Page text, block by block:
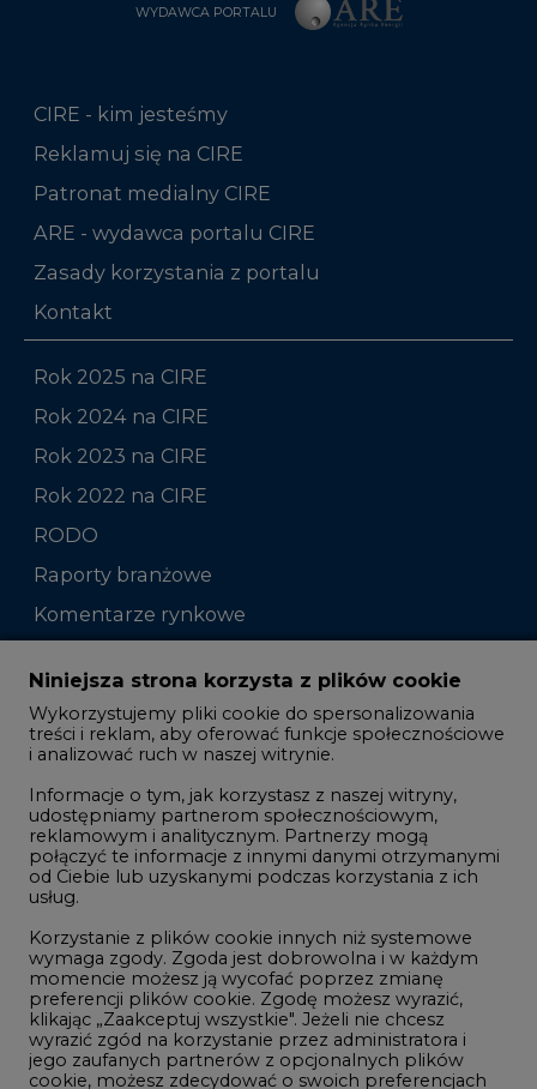
WYDAWCA PORTALU
CIRE - kim jesteśmy
Reklamuj się na CIRE
Patronat medialny CIRE
ARE - wydawca portalu CIRE
Zasady korzystania z portalu
Kontakt
Rok 2025 na CIRE
Rok 2024 na CIRE
Rok 2023 na CIRE
Rok 2022 na CIRE
RODO
Raporty branżowe
Komentarze rynkowe
Zmiany kadrowe na rynku
Studio CIRE
Rozmowy o energetyce
Gospodarka
Geopolityka
LTE450
Innowacje i AI
Telekomunikacja i IT
Handel emisjami CO2
Wodór
Niniejsza strona korzysta z plików cookie
Wykorzystujemy pliki cookie do spersonalizowania
treści i reklam, aby oferować funkcje społecznościowe
i analizować ruch w naszej witrynie.
Informacje o tym, jak korzystasz z naszej witryny,
udostępniamy partnerom społecznościowym,
reklamowym i analitycznym. Partnerzy mogą
połączyć te informacje z innymi danymi otrzymanymi
od Ciebie lub uzyskanymi podczas korzystania z ich
usług.
Korzystanie z plików cookie innych niż systemowe
wymaga zgody. Zgoda jest dobrowolna i w każdym
momencie możesz ją wycofać poprzez zmianę
preferencji plików cookie. Zgodę możesz wyrazić,
klikając „Zaakceptuj wszystkie". Jeżeli nie chcesz
wyrazić zgód na korzystanie przez administratora i
jego zaufanych partnerów z opcjonalnych plików
cookie, możesz zdecydować o swoich preferencjach